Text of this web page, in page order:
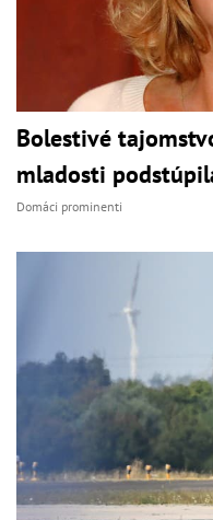
Bolestivé
mladosti
Domáci prominenti